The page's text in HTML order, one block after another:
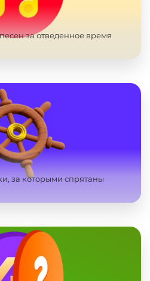
за отведенное время
за которыми спрятаны